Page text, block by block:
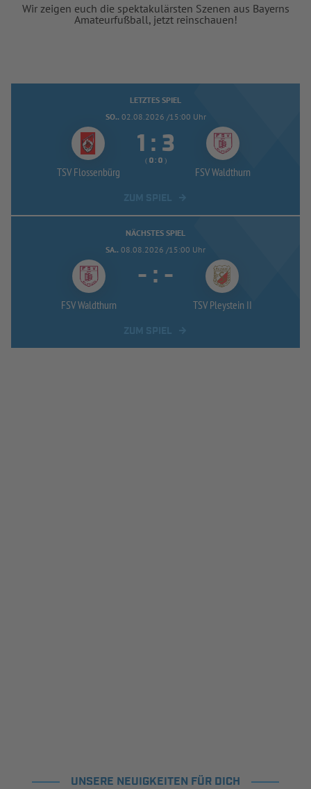
Wir zeigen euch die spektakulärsten Szenen aus Bayerns
Amateurfußball, jetzt reinschauen!
LETZTES SPIEL
SO.. 02.08.2026 /15:00 Uhr
TSV Flossenbürg
 : 
( :  )
FSV Waldthurn
NÄCHSTES SPIEL
SA.. 08.08.2026 /15:00 Uhr
FSV Waldthurn
- : -
TSV Pleystein II
UNSERE NEUIGKEITEN FÜR DICH